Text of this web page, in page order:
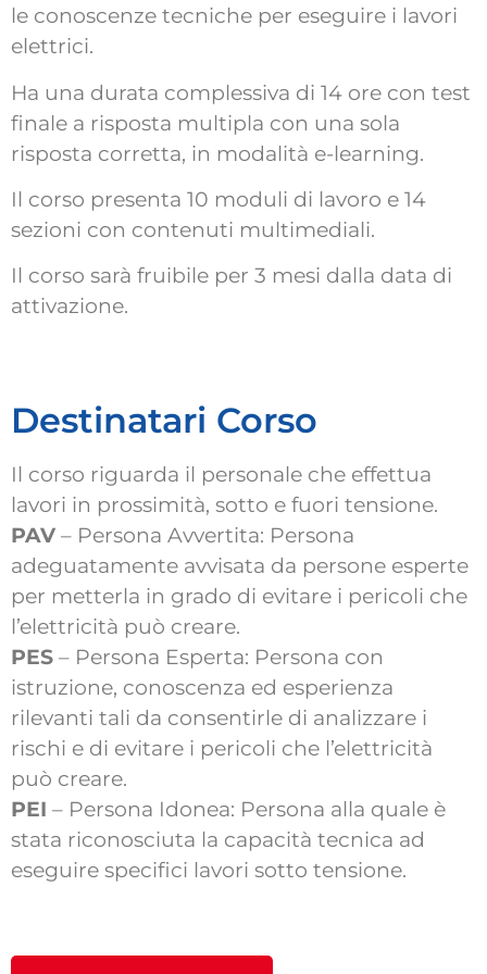
le conoscenze tecniche per eseguire i lavori
elettrici.
Ha una durata complessiva di 14 ore con test
finale a risposta multipla con una sola
risposta corretta, in modalità e-learning.
Il corso presenta 10 moduli di lavoro e 14
sezioni con contenuti multimediali.
Il corso sarà fruibile per 3 mesi dalla data di
attivazione.
Destinatari Corso
Il corso riguarda il personale che effettua
lavori in prossimità, sotto e fuori tensione.
PAV – Persona Avvertita: Persona
adeguatamente avvisata da persone esperte
per metterla in grado di evitare i pericoli che
l’elettricità può creare.
PES – Persona Esperta: Persona con
istruzione, conoscenza ed esperienza
rilevanti tali da consentirle di analizzare i
rischi e di evitare i pericoli che l’elettricità
può creare.
PEI – Persona Idonea: Persona alla quale è
stata riconosciuta la capacità tecnica ad
eseguire specifici lavori sotto tensione.